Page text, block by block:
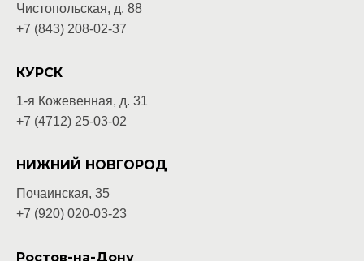
Чистопольская, д. 88
+7 (843) 208-02-37
КУРСК
1-я Кожевенная, д. 31
+7 (4712) 25-03-02
НИЖНИЙ НОВГОРОД
Почаинская, 35
+7 (920) 020-03-23
Ростов-на-Дону